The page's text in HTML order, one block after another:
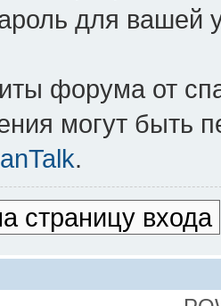
для вашей
форума от
могут быть
.
страницу входа